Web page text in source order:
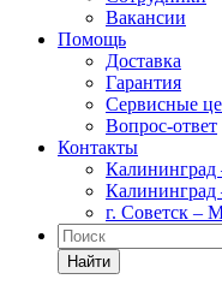
Вакансии
Помощь
Доставка
Гарантия
Сервисные
Вопрос-ответ
Контакты
Калининград
Калининград
г. Советск –
Найти